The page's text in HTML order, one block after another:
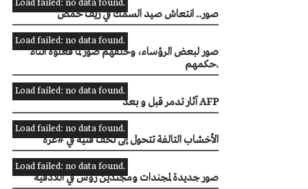
Load failed: no data found.
صور.. انتعاش صيد السمك في ريف حمص
Load failed: no data found.
صور لبعض الرؤساء، وخلفهم صور لما فعلوه أثناء
حكمهم.
Load failed: no data found.
آثار تدمر قبل و بعد AFP
Load failed: no data found.
الأخشاب التالفة تتحول إلى تحف فنية في #غزة
Load failed: no data found.
صور جديدة لمجندات ومجندين روس في اللاذقية